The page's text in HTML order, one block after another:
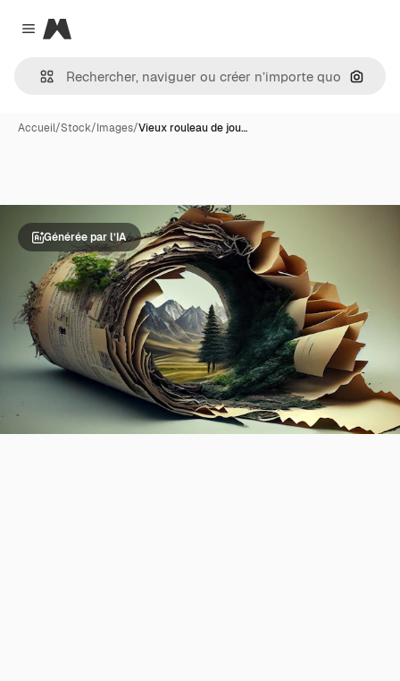
Close menu
Magnific
Accueil/Stock/Images/Vieux rouleau de jou…
Générée par l’IA